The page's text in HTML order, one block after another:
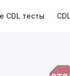
CDL тесты